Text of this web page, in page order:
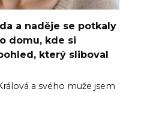
a naděje se potkaly
domu, kde si
který sliboval
a svého muže jsem